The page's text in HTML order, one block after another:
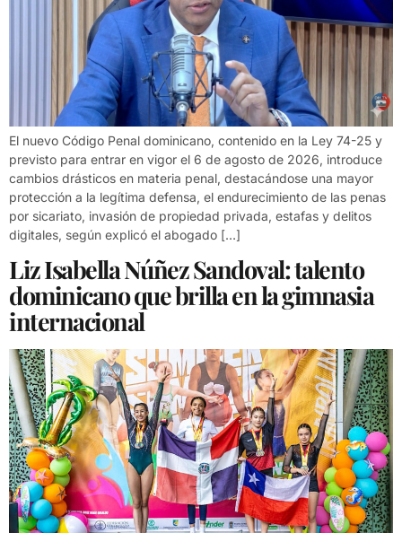
El nuevo Código Penal dominicano, contenido en la Ley 74-25 y
previsto para entrar en vigor el 6 de agosto de 2026, introduce
cambios drásticos en materia penal, destacándose una mayor
protección a la legítima defensa, el endurecimiento de las penas
por sicariato, invasión de propiedad privada, estafas y delitos
digitales, según explicó el abogado […]
Liz Isabella Núñez Sandoval: talento
dominicano que brilla en la gimnasia
internacional